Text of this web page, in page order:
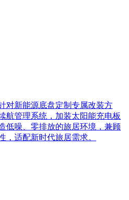
对新能源底盘定制专属改装方
航管理系统，加装太阳能充电板
低噪、零排放的旅居环境，兼顾
，适配新时代旅居需求。